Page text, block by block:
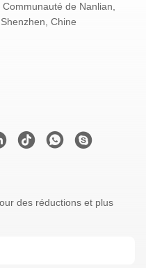
de Nanlian,
Chine
des réductions et plus